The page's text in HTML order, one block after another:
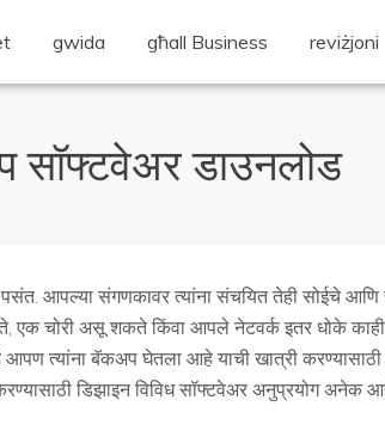
gwida għall Business reviżjoni
सॉफ्टवेअर डाउनलोड
आपल्या संगणकावर त्यांना संचयित तेही सोईचे
चोरी असू शकते किंवा आपले नेटवर्क इतर धोके
त्यांना बॅकअप घेतला आहे याची खात्री
डिझाइन विविध सॉफ्टवेअर अनुप्रयोग अनेक